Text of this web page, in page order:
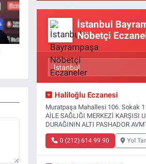
İstanbul
Nöbetçi
Haliloğlu Eczanesi
Muratpaşa Mahallesi 106. Sokak
AİLE SAĞLIĞI MERKEZİ KARŞISI
DURAĞININ ALTI PASHADOR
0 (212) 614 99 90 Yol